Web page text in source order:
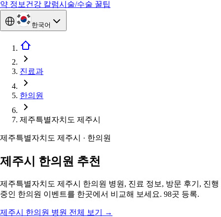
약 정보 건강 칼럼시술/수술 꿀팁
한국어
진료과
한의원
제주특별자치도 제주시
제주특별자치도 제주시 · 한의원
제주시 한의원 추천
제주특별자치도 제주시 한의원 병원, 진료 정보, 방문 후기, 진행
중인 한의원 이벤트를 한곳에서 비교해 보세요. 98곳 등록.
제주시 한의원 병원 전체 보기
→